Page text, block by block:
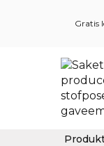
Gratis